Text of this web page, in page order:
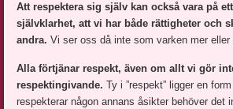
Att respektera sig själv kan också vara på
självklarhet, att vi har både rättigheter och
andra. Vi ser oss då inte som varken mer eller
Alla förtjänar respekt, även om allt vi gör
respektingivande. Ty i ”respekt” ligger en
respekterar någon annans åsikter behöver det